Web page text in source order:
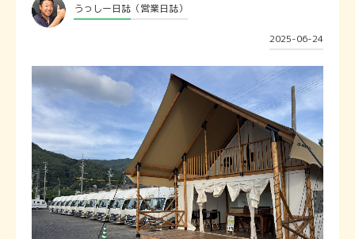
うっしー日誌 （営業日誌）
2025-06-24